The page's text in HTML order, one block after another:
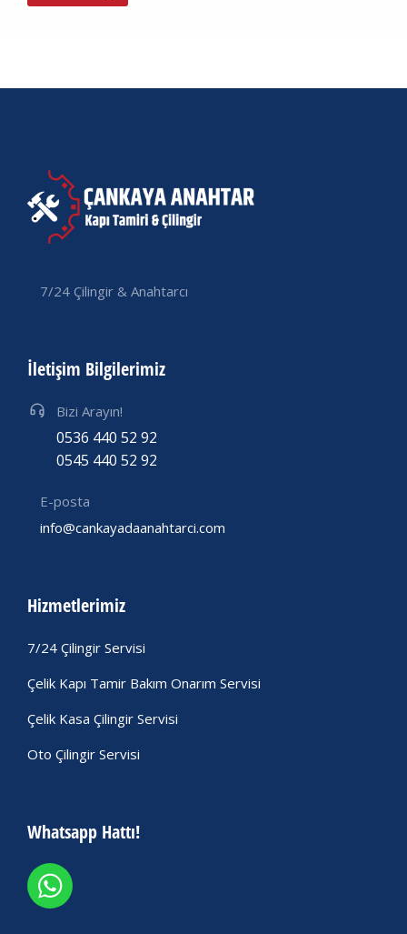
7/24 Çilingir & Anahtarcı
İletişim Bilgilerimiz
Bizi Arayın!
0536 440 52 92
0545 440 52 92
E-posta
info@cankayadaanahtarci.com
Hizmetlerimiz
7/24 Çilingir Servisi
Çelik Kapı Tamir Bakım Onarım Servisi
Çelik Kasa Çilingir Servisi
Oto Çilingir Servisi
Whatsapp Hattı!